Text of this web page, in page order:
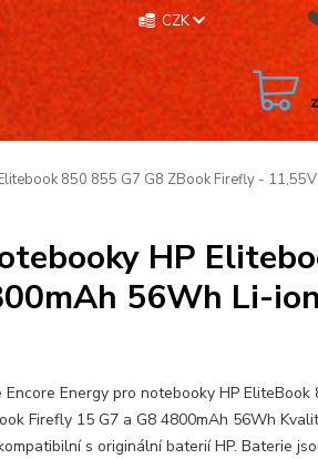
CZK
850 855 G7 G8 ZBook Firefly -
HP
56Wh Li-
Encore Energy pro notebooky HP EliteBook
Firefly 15 G7 a G8 4800mAh 56Wh
s originální baterií HP. Baterie